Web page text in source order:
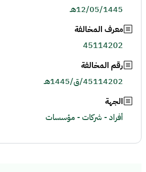
12/05/1445هـ
معرف المخالفة
45114202
رقم المخالفة
45114202/ق/1445هـ
الجهة
أفراد - شركات - مؤسسات